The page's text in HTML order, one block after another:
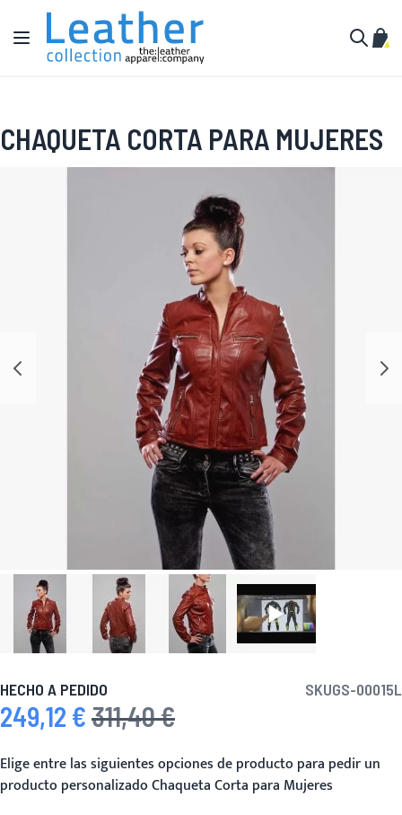
Ir al contenido
Toggle Nav
Mi
CHAQUETA CORTA PARA MUJERES
HECHO A PEDIDO SKUGS-00015L
Precio especial
249,12 € Precio habitual
311,40 €
Elige entre las siguientes opciones de producto para pedir un
producto personalizado Chaqueta Corta para Mujeres